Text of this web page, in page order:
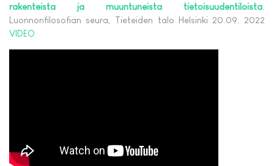
rakenteista ja muuntuneista tietoisuudentiloista
Luonnonfilosofian seura, Tieteiden talo Helsinki 20.09. 2022
VIDEO